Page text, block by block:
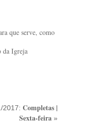
que serve, como
da Igreja
2017: Completas |
Sexta-feira »